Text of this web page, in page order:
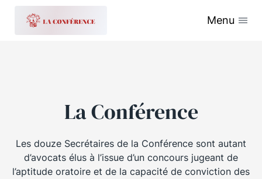
Menu
La Conférence
Les douze Secrétaires de la Conférence sont autant
d’avocats élus à l’issue d’un concours jugeant de
l’aptitude oratoire et de la capacité de conviction des